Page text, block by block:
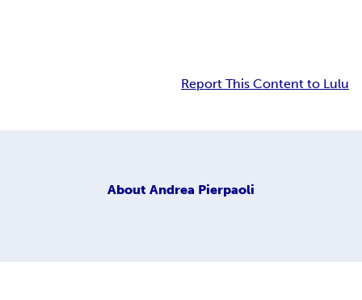
Report This Content to Lulu
About Andrea Pierpaoli